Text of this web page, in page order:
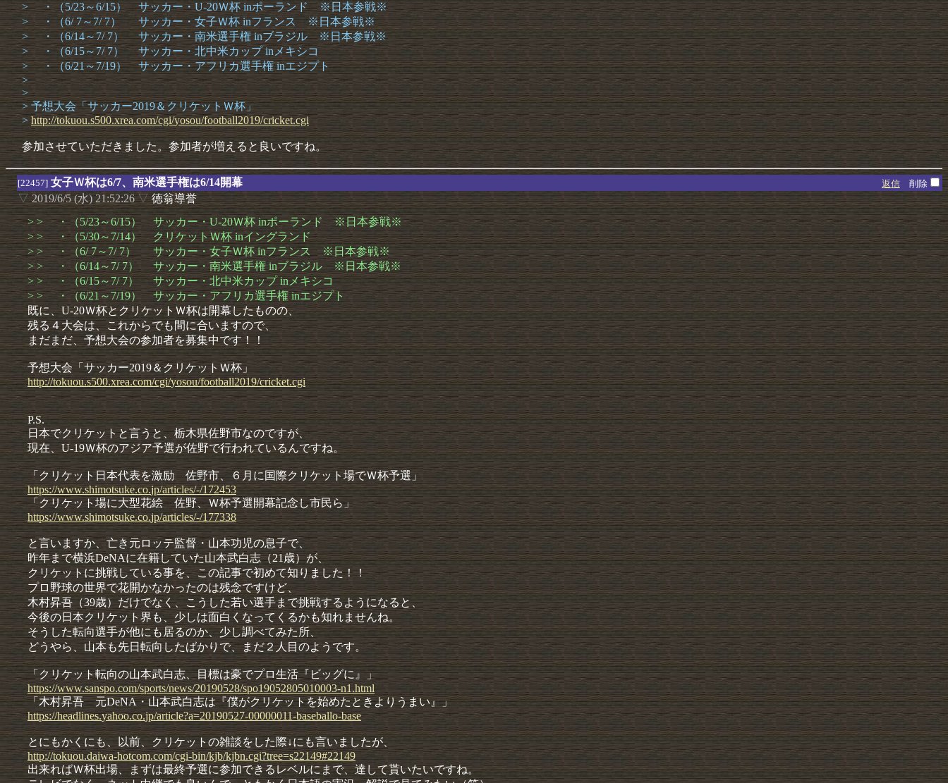
> ・（5/23～6/15） サッカー・U-20Ｗ杯 inポーランド ※日本参戦※
> ・（6/ 7～7/ 7） サッカー・女子Ｗ杯 inフランス ※日本参戦※
> ・（6/14～7/ 7） サッカー・南米選手権 inブラジル ※日本参戦※
> ・（6/15～7/ 7） サッカー・北中米カップ inメキシコ
> ・（6/21～7/19） サッカー・アフリカ選手権 inエジプト
>
>
> 予想大会「サッカー2019＆クリケットＷ杯」
>http://tokuou.s500.xrea.com/cgi/yosou/football2019/cricket.cgi
参加させていただきました。参加者が増えると良いですね。
[22457] 女子Ｗ杯は6/7、南米選手権は6/14開幕 返信 削除
▽2019/6/5 (水) 21:52:26▽ 徳翁導誉
> > ・（5/23～6/15） サッカー・U-20Ｗ杯 inポーランド ※日本参戦※
> > ・（5/30～7/14） クリケットＷ杯 inイングランド
> > ・（6/ 7～7/ 7） サッカー・女子Ｗ杯 inフランス ※日本参戦※
> > ・（6/14～7/ 7） サッカー・南米選手権 inブラジル ※日本参戦※
> > ・（6/15～7/ 7） サッカー・北中米カップ inメキシコ
> > ・（6/21～7/19） サッカー・アフリカ選手権 inエジプト
既に、U-20Ｗ杯とクリケットＷ杯は開幕したものの、
残る４大会は、これからでも間に合いますので、
まだまだ、予想大会の参加者を募集中です！！
予想大会「サッカー2019＆クリケットＷ杯」
http://tokuou.s500.xrea.com/cgi/yosou/football2019/cricket.cgi
P.S.
日本でクリケットと言うと、栃木県佐野市なのですが、
現在、U-19Ｗ杯のアジア予選が佐野で行われているんですね。
「クリケット日本代表を激励 佐野市、６月に国際クリケット場でＷ杯予選」
https://www.shimotsuke.co.jp/articles/-/172453
「クリケット場に大型花絵 佐野、Ｗ杯予選開幕記念し市民ら」
https://www.shimotsuke.co.jp/articles/-/177338
と言いますか、亡き元ロッテ監督・山本功児の息子で、
昨年まで横浜DeNAに在籍していた山本武白志（21歳）が、
クリケットに挑戦している事を、この記事で初めて知りました！！
プロ野球の世界で花開かなかったのは残念ですけど、
木村昇吾（39歳）だけでなく、こうした若い選手まで挑戦するようになると、
今後の日本クリケット界も、少しは面白くなってくるかも知れませんね。
そうした転向選手が他にも居るのか、少し調べてみた所、
どうやら、山本も先日転向したばかりで、まだ２人目のようです。
「クリケット転向の山本武白志、目標は豪でプロ生活『ビッグに』」
https://www.sanspo.com/sports/news/20190528/spo19052805010003-n1.html
「木村昇吾 元DeNA・山本武白志は『僕がクリケットを始めたときよりうまい』」
https://headlines.yahoo.co.jp/article?a=20190527-00000011-baseballo-base
とにもかくにも、以前、クリケットの雑談をした際↓にも言いましたが、
http://tokuou.daiwa-hotcom.com/cgi-bin/kjb/kjbn.cgi?tree=s22149#22149
出来ればＷ杯出場、まずは最終予選に参加できるレベルにまで、達して貰いたいですね。